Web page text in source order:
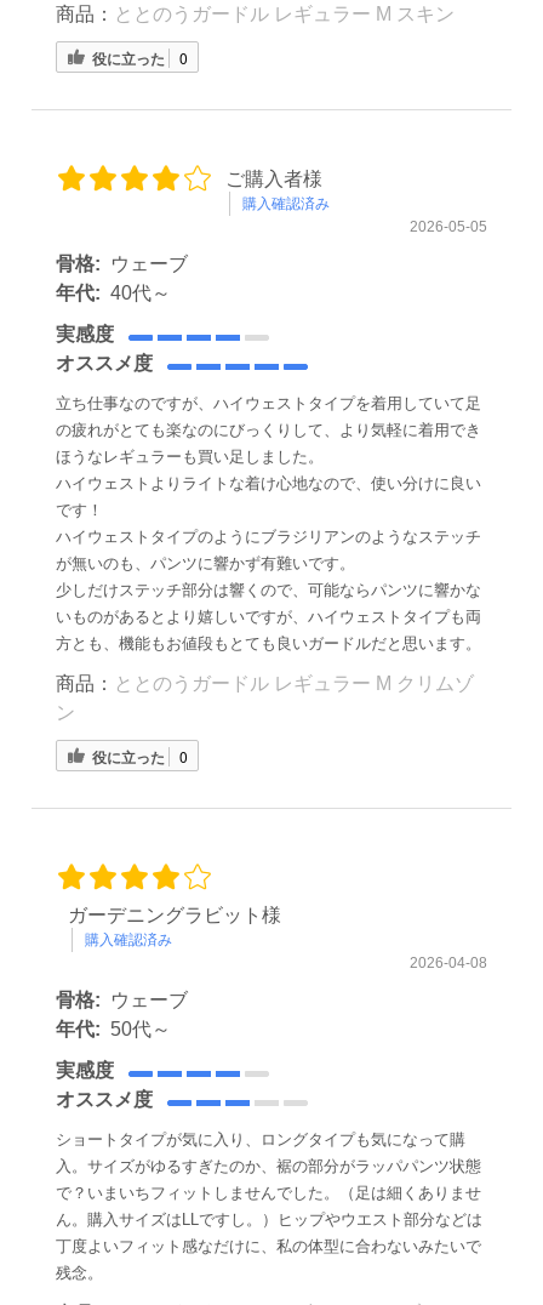
商品： ととのうガードル レギュラー M スキン
役に立った 0
ご購入者様
購入確認済み
2026-05-05
骨格:
ウェーブ
年代: 40代～
実感度
オススメ度
立ち仕事なのですが、ハイウェストタイプを着用していて足
の疲れがとても楽なのにびっくりして、より気軽に着用でき
ほうなレギュラーも買い足しました。
ハイウェストよりライトな着け心地なので、使い分けに良い
です！
ハイウェストタイプのようにブラジリアンのようなステッチ
が無いのも、パンツに響かず有難いです。
少しだけステッチ部分は響くので、可能ならパンツに響かな
いものがあるとより嬉しいですが、ハイウェストタイプも両
方とも、機能もお値段もとても良いガードルだと思います。
商品： ととのうガードル レギュラー M クリムゾ
ン
役に立った 0
ガーデニングラビット様
購入確認済み
2026-04-08
骨格:
ウェーブ
年代: 50代～
実感度
オススメ度
ショートタイプが気に入り、ロングタイプも気になって購
入。サイズがゆるすぎたのか、裾の部分がラッパパンツ状態
で？いまいちフィットしませんでした。（足は細くありませ
ん。購入サイズはLLですし。）ヒップやウエスト部分などは
丁度よいフィット感なだけに、私の体型に合わないみたいで
残念。